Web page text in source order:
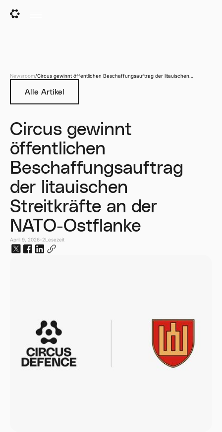
Newsroom/Circus gewinnt öffentlichen Beschaffungsauftrag der litauischen
Alle Artikel
Circus gewinnt
öffentlichen
Beschaffungsauftrag
der litauischen
Streitkräfte an der
NATO-Ostflanke
April 9, 2026-2Lesezeit